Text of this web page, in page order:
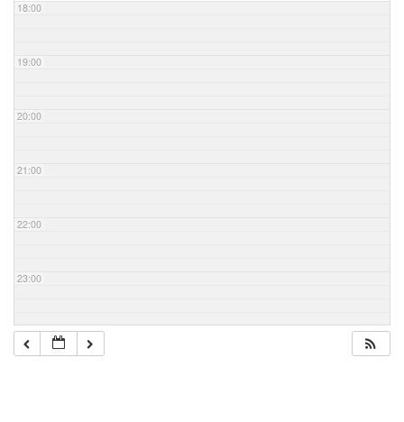
18:00
19:00
20:00
21:00
22:00
23:00